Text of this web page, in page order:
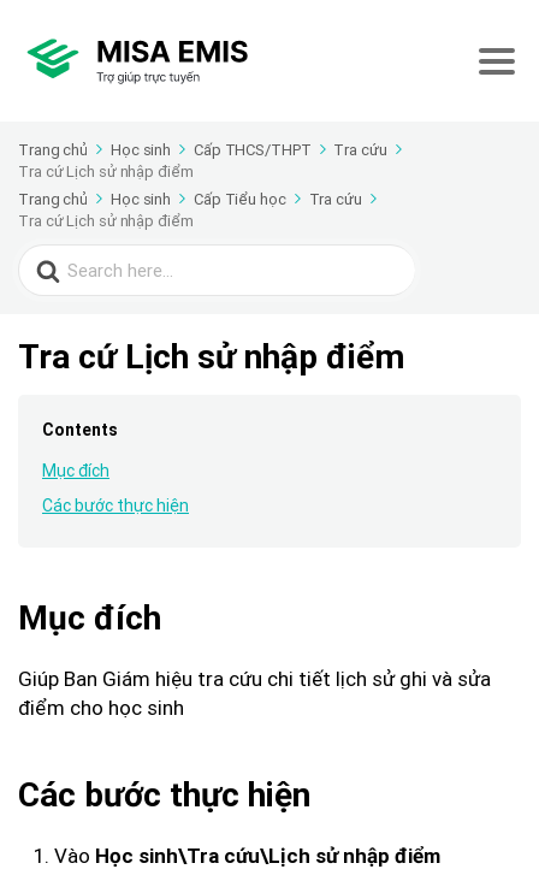
Trang chủ Học sinh Cấp THCS/THPT
Tra cứu
Tra cứ Lịch sử nhập điểm
Trang chủ
Học sinh Cấp Tiểu học
Tra cứu
Tra cứ Lịch sử nhập điểm
Search
for:
Tra cứ Lịch sử nhập điểm
Contents
Mục đích
Các bước thực hiện
Mục đích
Giúp Ban Giám hiệu tra cứu chi tiết lịch sử ghi và sửa
điểm cho học sinh
Các bước thực hiện
Vào Học sinh\Tra cứu\Lịch sử nhập điểm